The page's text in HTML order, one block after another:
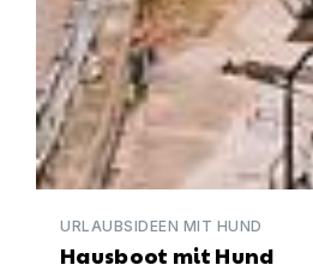
URLAUBSIDEEN MIT HUND
Hausboot mit Hund